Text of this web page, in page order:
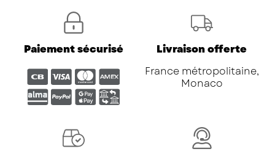
Paiement sécurisé
Livraison offerte
France métropolitaine,
Monaco